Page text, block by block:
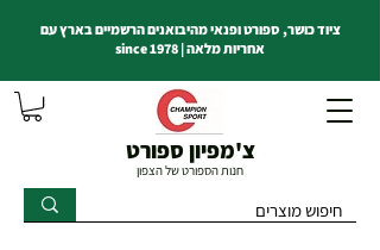
צ'מפיון ספורט
חנות הספורט של הצפון
ציוד כושר, ספורט ופנאי מהיבואנים הרשמיים בארץ עם
אחריות מלאה | since 1978